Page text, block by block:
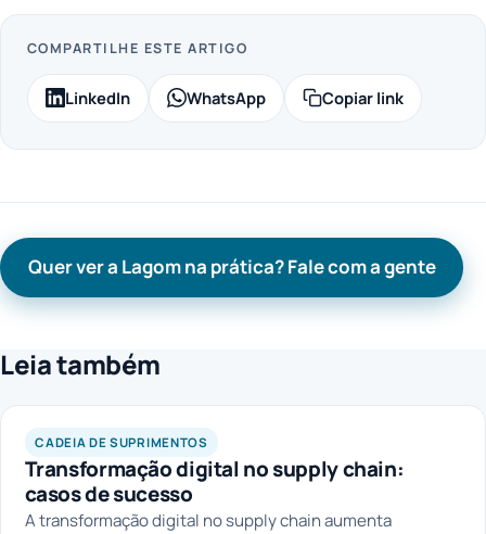
COMPARTILHE ESTE ARTIGO
LinkedIn WhatsApp Copiar link
Quer ver a Lagom na prática? Fale com a gente
Leia também
CADEIA DE SUPRIMENTOS
Transformação digital no supply chain:
casos de sucesso
A transformação digital no supply chain aumenta